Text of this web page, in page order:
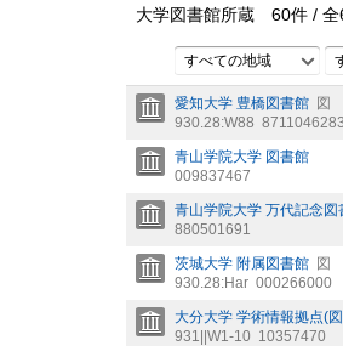
大学図書館所蔵 60件 / 全
すべての地域
愛知大学 豊橋図書館 図
930.28:W88 8711046283
青山学院大学 図書館
009837467
青山学院大学 万代記念
880501691
茨城大学 附属図書館 図
930.28:Har 000266000
大分大学 学術情報拠点(
931||W1-10 10357470